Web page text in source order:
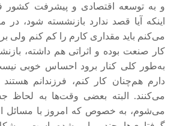
و به توسعه اقتصادی و پیشرفت کشور
اینکه آیا قصد ندارد بازنشسته شود،
می‌کنم باید مقداری کارم را کم کنم ولی
کار صنعت بوده و اثراتی هم داشته،
به‌طور کلی کنار برود احساس خوبی
دارم هم‌چنان کار کنم، فرزندانم
می‌کنند. البته بعضی وقت‌ها به
می‌شوم، به خصوص که امروز با مسائل